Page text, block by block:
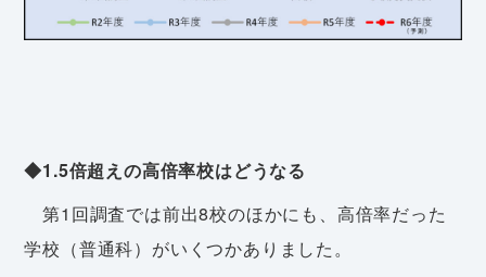
◆1.5倍超えの高倍率校はどうなる
第1回調査では前出8校のほかにも、高倍率だった
学校（普通科）がいくつかありました。